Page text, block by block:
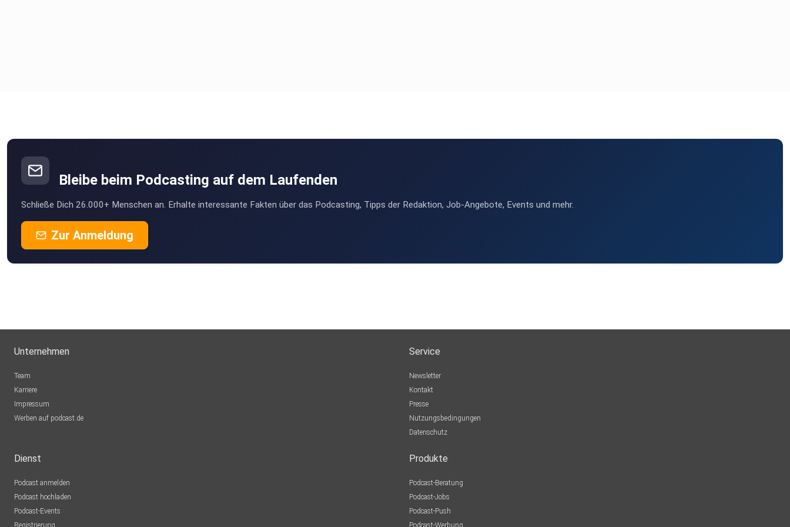
Bleibe beim Podcasting auf dem Laufenden
Schließe Dich 26.000+ Menschen an. Erhalte interessante Fakten über das Podcasting, Tipps der Redaktion, Job-Angebote, Events und mehr.
Zur Anmeldung
Unternehmen
Team
Karriere
Impressum
Werben auf podcast.de
Service
Newsletter
Kontakt
Presse
Nutzungsbedingungen
Datenschutz
Dienst
Podcast anmelden
Podcast hochladen
Podcast-Events
Registrierung
Produkte
Podcast-Beratung
Podcast-Jobs
Podcast-Push
Podcast-Werbung